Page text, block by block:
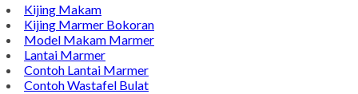
Kijing Makam
Kijing Marmer Bokoran
Model Makam Marmer
Lantai Marmer
Contoh Lantai Marmer
Contoh Wastafel Bulat